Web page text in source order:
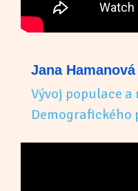
Jana Hamanová
Vývoj populace
Demografického